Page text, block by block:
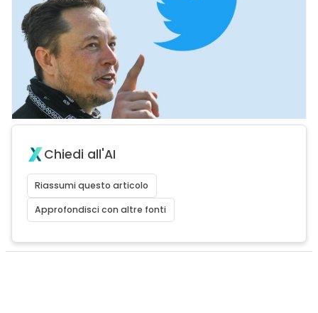
Chiedi all'AI
Riassumi questo articolo
Approfondisci con altre fonti